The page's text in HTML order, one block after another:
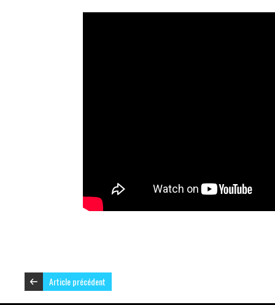
Article précédent